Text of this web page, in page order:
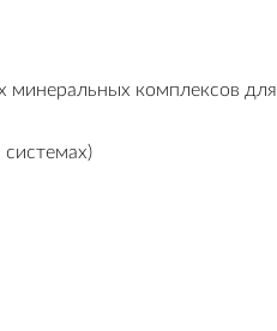
минеральных комплексов для